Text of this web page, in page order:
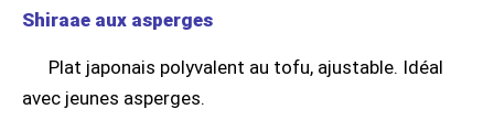
Shiraae aux asperges
Plat japonais polyvalent au tofu, ajustable. Idéal
avec jeunes asperges.